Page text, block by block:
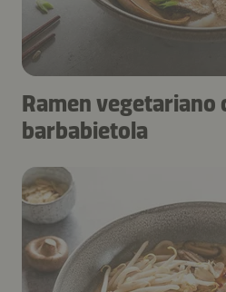
Ramen vegetariano
barbabietola